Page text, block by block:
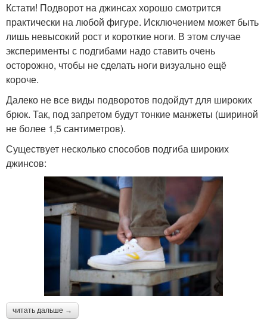
Кстати! Подворот на джинсах хорошо смотрится
практически на любой фигуре. Исключением может быть
лишь невысокий рост и короткие ноги. В этом случае
эксперименты с подгибами надо ставить очень
осторожно, чтобы не сделать ноги визуально ещё
короче.
Далеко не все виды подворотов подойдут для широких
брюк. Так, под запретом будут тонкие манжеты (шириной
не более 1,5 сантиметров).
Существует несколько способов подгиба широких
джинсов:
читать дальше →